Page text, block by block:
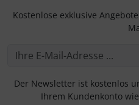
Kostenlose exklusive
Der Newsletter ist kostenlos
Ihrem Kundenkonto